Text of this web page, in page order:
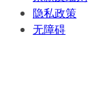
隐私政策
无障碍